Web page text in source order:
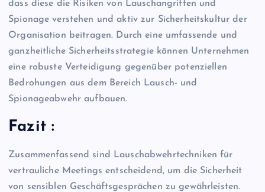
dass diese die Risiken von Lauschangriffen und
Spionage verstehen und aktiv zur Sicherheitskultur der
Organisation beitragen. Durch eine umfassende und
ganzheitliche Sicherheitsstrategie können Unternehmen
eine robuste Verteidigung gegenüber potenziellen
Bedrohungen aus dem Bereich Lausch- und
Spionageabwehr aufbauen.
Fazit :
Zusammenfassend sind Lauschabwehrtechniken für
vertrauliche Meetings entscheidend, um die Sicherheit
von sensiblen Geschäftsgesprächen zu gewährleisten.